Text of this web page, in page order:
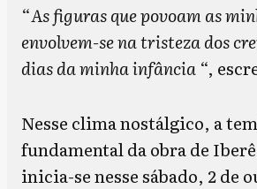
“As figuras que povoam as
envolvem-se na tristeza dos
dias da minha infância “,
Nesse clima nostálgico, a
fundamental da obra de
inicia-se nesse sábado, 2 de